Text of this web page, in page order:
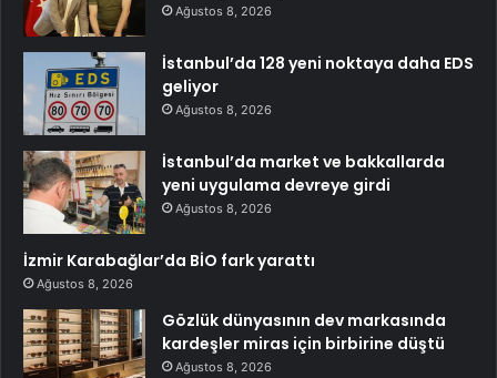
Ağustos 8, 2026
İstanbul’da 128 yeni noktaya daha EDS
geliyor
Ağustos 8, 2026
İstanbul’da market ve bakkallarda
yeni uygulama devreye girdi
Ağustos 8, 2026
İzmir Karabağlar’da BİO fark yarattı
Ağustos 8, 2026
Gözlük dünyasının dev markasında
kardeşler miras için birbirine düştü
Ağustos 8, 2026